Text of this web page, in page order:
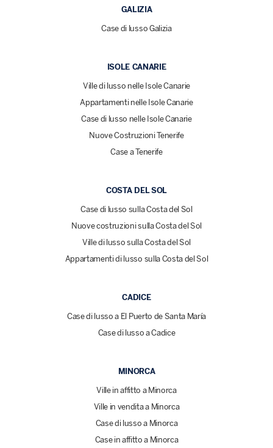
GALIZIA
Case di lusso Galizia
ISOLE CANARIE
Ville di lusso nelle Isole Canarie
Appartamenti nelle Isole Canarie
Case di lusso nelle Isole Canarie
Nuove Costruzioni Tenerife
Case a Tenerife
COSTA DEL SOL
Case di lusso sulla Costa del Sol
Nuove costruzioni sulla Costa del Sol
Ville di lusso sulla Costa del Sol
Appartamenti di lusso sulla Costa del Sol
CADICE
Case di lusso a El Puerto de Santa María
Case di lusso a Cadice
MINORCA
Ville in affitto a Minorca
Ville in vendita a Minorca
Case di lusso a Minorca
Case in affitto a Minorca